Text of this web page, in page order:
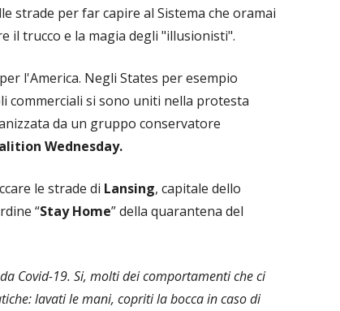
strade per far capire al Sistema che oramai
il trucco e la magia degli "illusionisti".
l'America. Negli States per esempio
commerciali si sono uniti nella protesta
da un gruppo conservatore
Wednesday.
le strade di Lansing, capitale dello
“Stay Home” della quarantena del
Covid-19. Si, molti dei comportamenti che ci
lavati le mani, copriti la bocca in caso di